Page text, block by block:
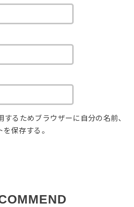
するためブラウザーに自分の名前、
保存する。